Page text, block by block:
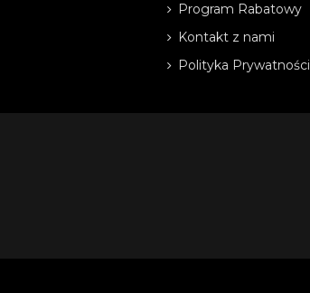
Program Rabatowy
Kontakt z nami
Polityka Prywatności